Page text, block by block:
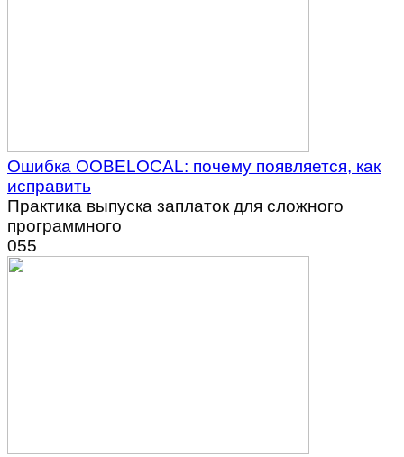
Ошибка OOBELOCAL: почему появляется, как
исправить
Практика выпуска заплаток для сложного
программного
055